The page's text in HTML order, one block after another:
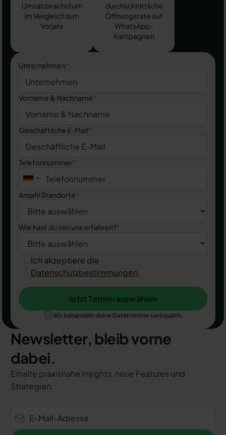
Umsatzwachstum
im Vergleich zum
Vorjahr
durchschnittliche
Öffnungsrate auf
WhatsApp-
Kampagnen
Unternehmen*
Vorname & Nachname*
Geschäftliche E-Mail*
Telefonnummer*
Anzahl Standorte*
Wie hast du von uns erfahren?*
Ich akzeptiere die
Datenschutzbestimmungen.
Jetzt Termin auswählen
Jetzt Termin auswählen
Wir behandeln deine Daten immer vertraulich.
Newsletter, bleib vorne
dabei.
Erhalte praxisnahe Insights, neue Features und
Strategien.